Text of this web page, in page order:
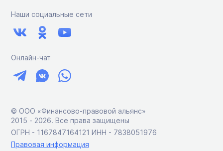
Наши социальные сети
Онлайн-чат
© ООО «Финансово-правовой альянс»
2015 ‑ 2026. Все права защищены
ОГРН - 1167847164121 ИНН - 7838051976
Правовая информация